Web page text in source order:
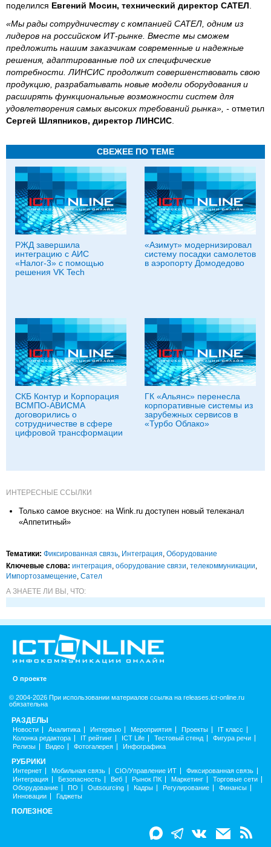
поделился Евгений Мосин, технический директор САТЕЛ
«Мы рады сотрудничеству с компанией САТЕЛ, одним из
лидеров на российском ИТ-рынке. Вместе мы сможем
предложить нашим заказчикам современные и надежные
решения, адаптированные под их специфические
потребности. ЛИНСИС продолжит совершенствовать свою
продукцию, разрабатывать новые модели оборудования и
расширять функциональные возможности систем для
удовлетворения самых высоких требований рынка», - отметил
Сергей Шляпников, директор ЛИНСИС
СВЕЖЕЕ ПО ТЕМЕ
РЖД завершила
интеграцию с АИС
«Налог-3» с помощью
решения VK Tech
«Азимут» модернизировал
систему посадки самолетов
в аэропорту Домодедово
СКБ Контур и Корпорация
ВСМПО-АВИСМА
договорились о
сотрудничестве в сфере
цифровой трансформации
ГК «Альянс» перенесла
корпоративные системы из
зарубежных сервисов в
«Турбо Облако»
ИНТЕРЕСНЫЕ ССЫЛКИ
Только самое вкусное: на Wink.ru доступен новый телеканал
«Аппетитный»
Тематики: Фиксированная связь, Интеграция, Оборудование
Ключевые слова: интеграция, оборудование связи, телекоммуникации,
Импорто­замещение, Сател
А ЗНАЕТЕ ЛИ ВЫ, ЧТО:
О проекте
© 2004-2026 При использовании материалов ссылка на releases.ict-online.ru
обязательна
РАЗДЕЛЫ
Новости Аналитика Интервью Мероприятия Проекты
IT класс
Колонка редактора
IT рейтинг ICT Life Тестовый стенд
Фигура речи
Релизы
Видео Фотогалерея Инфографика
РУБРИКИ
Интернет Мобильная связь CIO/Управление ИТ
Фиксированная связь
Интеграция
Безопасность Веб Рынок ПК Маркетинг
Торговые сети
Оборудование
ПО Outsourcing Кадры Регулирование
Финансы
Инновации
Гаджеты
ПОЛЕЗНОЕ